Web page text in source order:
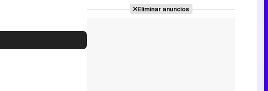
Eliminar anuncios